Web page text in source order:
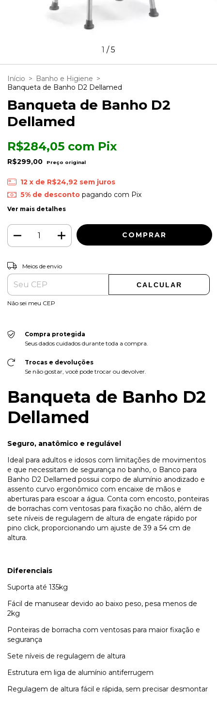
1 /5
Início > Banho e Higiene >
Banqueta de Banho D2 Dellamed
Banqueta de Banho D2
Dellamed
R$299,00
R$284,05 com Pix
12 x de R$24,92 sem juros
5% de descontopagando com Pix
Ver mais detalhes
Entregas para o CEP:
Meios de envio
CALCULAR
Não sei meu CEP
Compra protegida
Seus dados cuidados durante toda a compra.
Trocas e devoluções
Se não gostar, você pode trocar ou devolver.
Banqueta de Banho D2
Dellamed
Seguro, anatômico e regulável
Ideal para adultos e idosos com limitações de movimentos
e que necessitam de segurança no banho, o Banco para
Banho D2 Dellamed possui corpo de alumínio anodizado e
assento curvo ergonômico com encaixe de mãos e
aberturas para escoar a água. Conta com encosto, ponteiras
de borrachas com ventosas para fixação no chão, além de
sete níveis de regulagem de altura de engate rápido por
pino click, proporcionando um ajuste de 39 a 54 cm de
altura.
Diferenciais
Suporta até 135kg
Fácil de manusear devido ao baixo peso, pesa menos de
2kg
Ponteiras de borracha com ventosas para maior fixação e
segurança
Sete níveis de regulagem de altura
Estrutura em liga de alumínio antiferrugem
Regulagem de altura fácil e rápida, sem precisar desmontar